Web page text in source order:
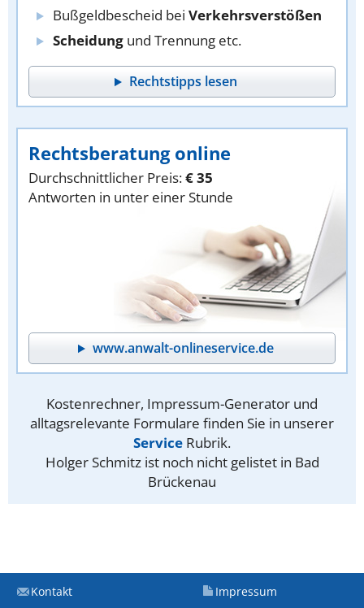
Bußgeldbescheid bei Verkehrsverstößen
Scheidung und Trennung etc.
Rechtstipps lesen
Rechtsberatung online
Durchschnittlicher Preis:€ 35
Antworten in unter einer Stunde
www.anwalt-onlineservice.de
Kostenrechner, Impressum-Generator und
alltagsrelevante Formulare finden Sie in unserer
Service Rubrik.
Holger Schmitz ist noch nicht gelistet in Bad
Brückenau
Kontakt Impressum